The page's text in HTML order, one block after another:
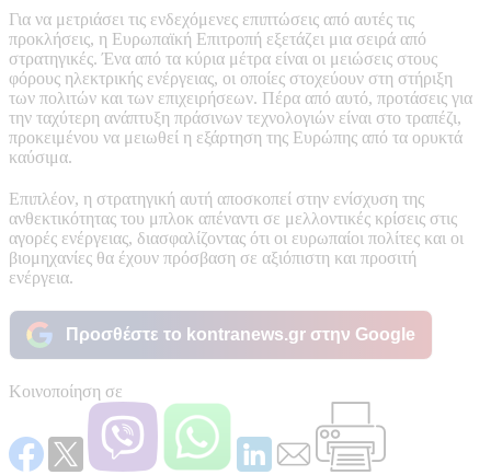
Για να μετριάσει τις ενδεχόμενες επιπτώσεις από αυτές τις
προκλήσεις, η Ευρωπαϊκή Επιτροπή εξετάζει μια σειρά από
στρατηγικές. Ένα από τα κύρια μέτρα είναι οι μειώσεις στους
φόρους ηλεκτρικής ενέργειας, οι οποίες στοχεύουν στη στήριξη
των πολιτών και των επιχειρήσεων. Πέρα από αυτό, προτάσεις για
την ταχύτερη ανάπτυξη πράσινων τεχνολογιών είναι στο τραπέζι,
προκειμένου να μειωθεί η εξάρτηση της Ευρώπης από τα ορυκτά
καύσιμα.
Επιπλέον, η στρατηγική αυτή αποσκοπεί στην ενίσχυση της
ανθεκτικότητας του μπλοκ απέναντι σε μελλοντικές κρίσεις στις
αγορές ενέργειας, διασφαλίζοντας ότι οι ευρωπαίοι πολίτες και οι
βιομηχανίες θα έχουν πρόσβαση σε αξιόπιστη και προσιτή
ενέργεια.
Προσθέστε το kontranews.gr στην Google
Κοινοποίηση σε